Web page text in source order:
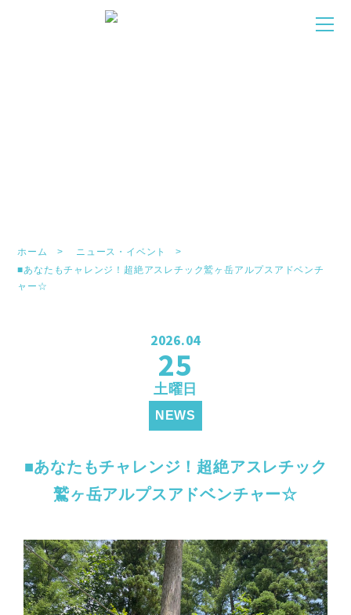
ホーム
ニュース・イベント
■あなたもチャレンジ！超絶アスレチック鷲ヶ岳アルプスアドベンチ
ャー☆
2026.04
25
土曜日
NEWS
■あなたもチャレンジ！超絶アスレチック
鷲ヶ岳アルプスアドベンチャー☆